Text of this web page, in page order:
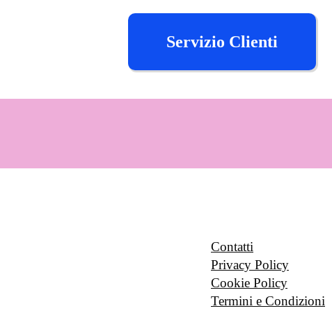
Servizio Clienti
Contatti
Privacy Policy
Cookie Policy
Termini e Condizioni